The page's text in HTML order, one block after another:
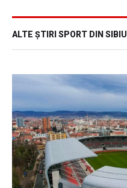
ALTE ȘTIRI SPORT DIN SIBIU